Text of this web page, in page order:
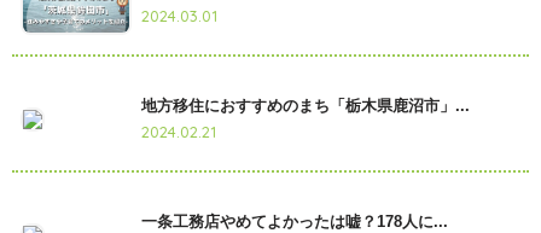
2024.03.01
地方移住におすすめのまち「栃木県鹿沼市」...
2024.02.21
一条工務店やめてよかったは嘘？178人に...